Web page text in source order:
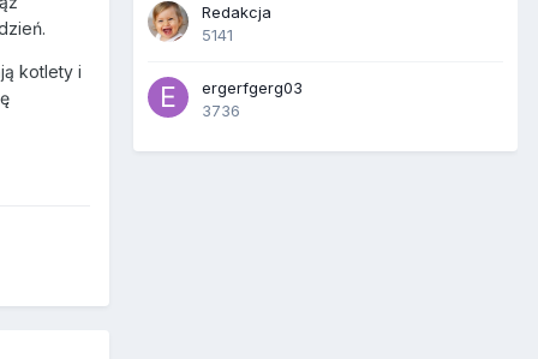
kotlety i
Redakcja
5141
ergerfgerg03
3736